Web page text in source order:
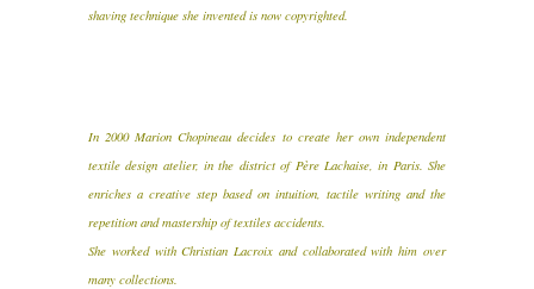
shaving technique she invented is now copyrighted.
In 2000 Marion Chopineau decides to create her own independent
textile design atelier, in the district of Père Lachaise, in Paris. She
enriches a creative step based on intuition, tactile writing and the
repetition and mastership of textiles accidents.
She worked with Christian Lacroix and collaborated with him over
many collections.